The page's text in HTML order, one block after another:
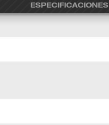
ESPECIFICACIONES